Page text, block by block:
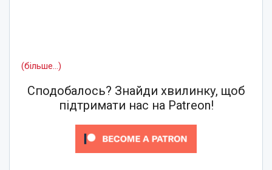
(більше…)
Сподобалось? Знайди хвилинку, щоб
підтримати нас на Patreon!